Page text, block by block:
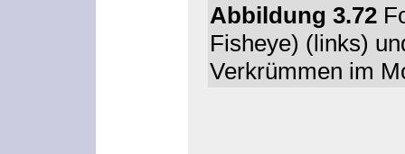
Abbildung 3.72
Fisheye) (links)
Verkrümmen im